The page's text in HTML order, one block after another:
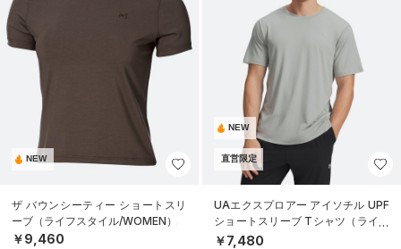
NEW
ザ バウンシーティー ショートスリ
ーブ（ライフスタイル/WOMEN）
￥9,460
NEW
直営限定
UAエクスプロアー アイソチル UPF
ショートスリーブ Tシャツ（ライフ
スタイル/MEN）
￥7,480